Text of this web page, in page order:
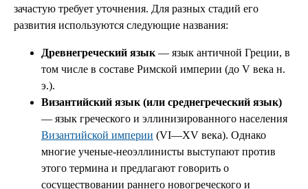
зачастую требует уточнения. Для разных стадий его
развития используются следующие названия:
Древнегреческий язык — язык античной Греции, в
том числе в составе Римской империи (до V века н.
э.).
Византийский язык (или среднегреческий язык)
— язык греческого и эллинизированного населения
Византийской империи (VI—XV века). Однако
многие ученые-неоэллинисты выступают против
этого термина и предлагают говорить о
сосуществовании раннего новогреческого и